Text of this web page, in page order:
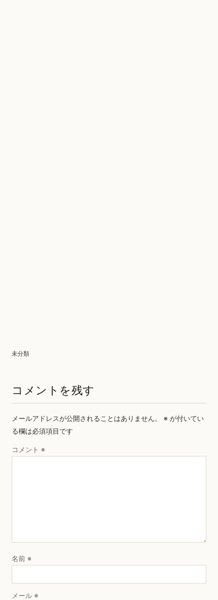
未分類
コメントを残す
メールアドレスが公開されることはありません。 ※ が付いてい
る欄は必須項目です
コメント ※
名前 ※
メール ※